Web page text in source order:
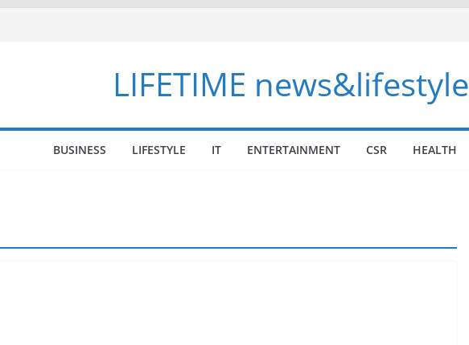
LIFETIME news&lifestyle
BUSINESS LIFESTYLE IT ENTERTAINMENT CSR HEALTH